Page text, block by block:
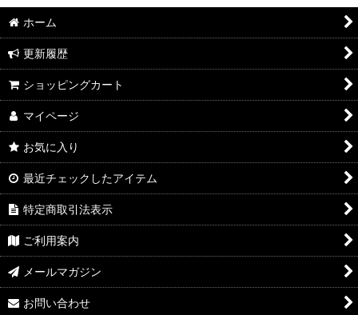
ホーム
更新履歴
ショッピングカート
マイページ
お気に入り
最近チェックしたアイテム
特定商取引法表示
ご利用案内
メールマガジン
お問い合わせ